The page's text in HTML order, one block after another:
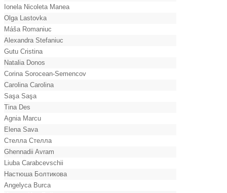
Ionela Nicoleta Manea
Olga Lastovka
Máša Romaniuc
Alexandra Stefaniuc
Gutu Cristina
Natalia Donos
Corina Sorocean-Semencov
Carolina Carolina
Saşa Saşa
Tina Des
Agnia Marcu
Elena Sava
Стелла Стелла
Ghennadii Avram
Liuba Carabcevschii
Настюша Болтикова
Angelyca Burca